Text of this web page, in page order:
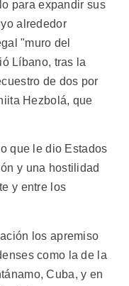
para expandir sus
alrededor
"muro del
Líbano, tras la
de dos por
Hezbolá, que
que le dio Estados
y una hostilidad
y entre los
los apremiso
como la de la
Cuba, y en